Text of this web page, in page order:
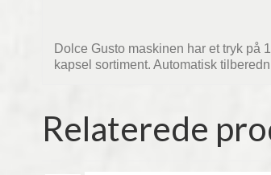
Dolce Gusto maskinen har et tryk på
kapsel sortiment. Automatisk
Relaterede